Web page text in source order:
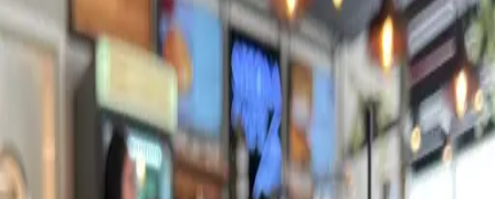
Jardim Paulista
São Paulo
Av 9 de Julho 4939, 54
Aqui tem café especial
Cafeterias
São Paulo
São Paulo
Sterna Café